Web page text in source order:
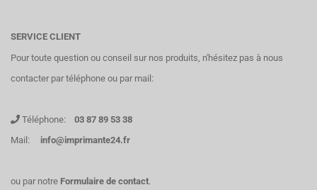
SERVICE CLIENT
Pour toute question ou conseil sur nos produits, n'hésitez pas à nous
contacter par téléphone ou par mail:
Téléphone: 03 87 89 53 38
Mail:
info@imprimante24.fr
ou par notre Formulaire de contact.